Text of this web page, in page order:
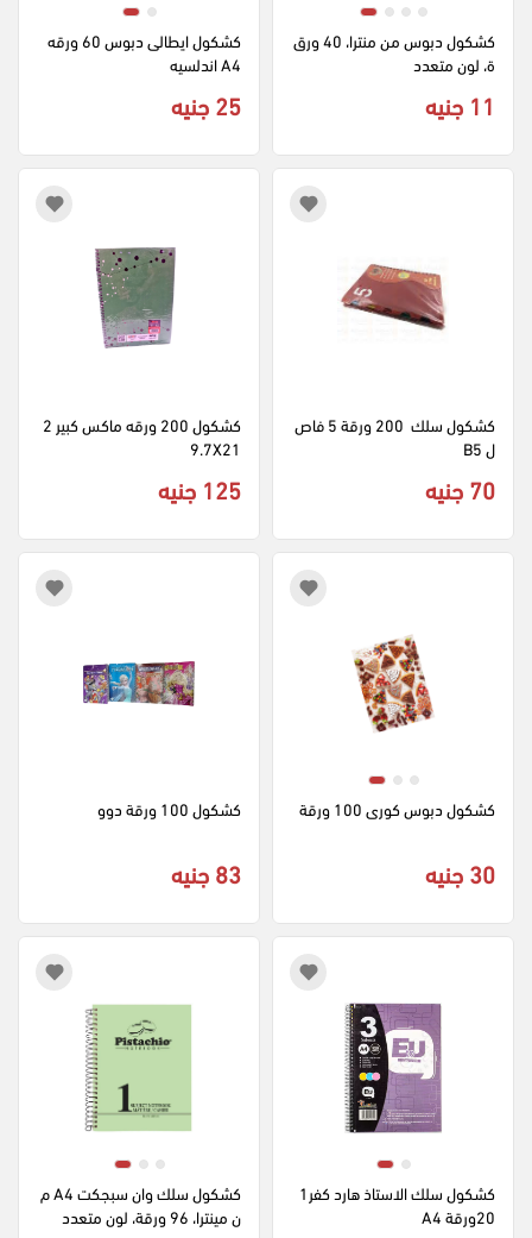
كشكول دبوس من منترا، 40 ورق
ة، لون متعدد
11 جنيه
A4 اندلسيه
25 جنيه
كشكول سلك  200 ورقة 5 فاص
ل B5
70 جنيه
كشكول 200 ورقه ماكس كبير 2
9.7X21
125 جنيه
كشكول دبوس كورى 100 ورقة
30 جنيه
كشكول 100 ورقة دوو
83 جنيه
كشكول سلك الاستاذ هارد كفر1
20ورقة A4
كشكول سلك وان سبجكت A4 م
ن مينترا، 96 ورقة، لون متعدد